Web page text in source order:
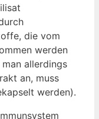
die vom
werden
allerdings
an, muss
werden).